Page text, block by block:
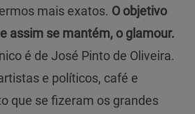
mais exatos. O objetivo
assim se mantém, o glamour.
é de José Pinto de Oliveira.
e políticos, café e
que se fizeram os grandes